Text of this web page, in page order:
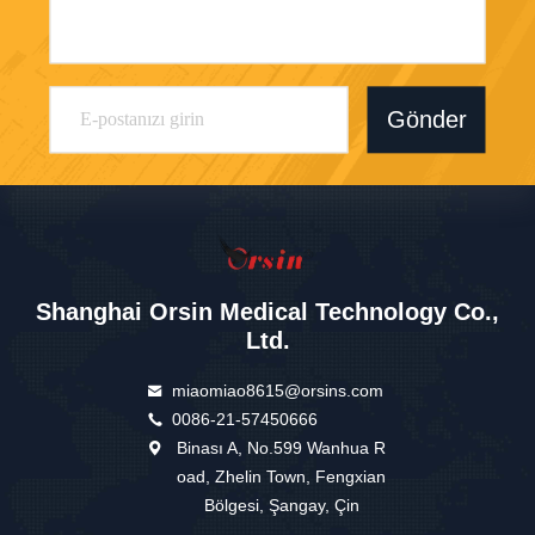
Gönder
Shanghai Orsin Medical Technology Co.,
Ltd.
miaomiao8615@orsins.com
0086-21-57450666
Binası A, No.599 Wanhua R
oad, Zhelin Town, Fengxian
Bölgesi, Şangay, Çin